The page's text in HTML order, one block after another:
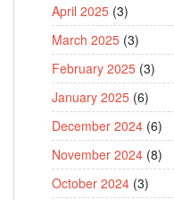
April 2025 (3)
March 2025 (3)
February 2025 (3)
January 2025 (6)
December 2024 (6)
November 2024 (8)
October 2024 (3)